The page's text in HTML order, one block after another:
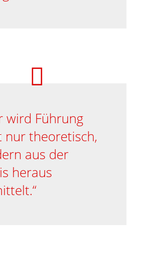

wird Führung
nur theoretisch,
aus der
heraus